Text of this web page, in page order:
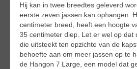
Hij kan in twee breedtes geleverd
eerste zeven jassen kan ophangen.
centimeter breed, heeft een hoogte
35 centimeter diep. Let er wel op dat
die uitsteekt ten opzichte van de
behoefte aan om meer jassen op te
de Hangon 7 Large, een model dat